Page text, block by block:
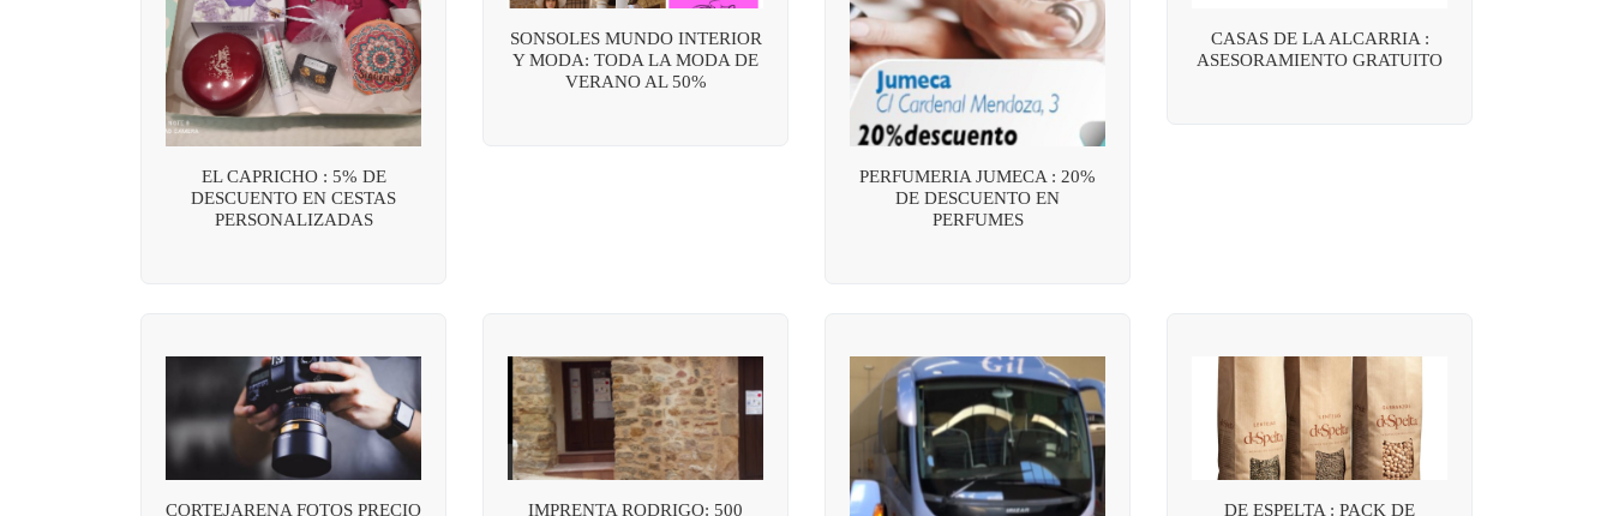
EL CAPRICHO : 5% DE
DESCUENTO EN CESTAS
PERSONALIZADAS
SONSOLES MUNDO INTERIOR
Y MODA: TODA LA MODA DE
VERANO AL 50%
PERFUMERIA JUMECA : 20%
DE DESCUENTO EN
PERFUMES
CASAS DE LA ALCARRIA :
ASESORAMIENTO GRATUITO
CORTEJARENA FOTOS PRECIO IMPRENTA RODRIGO: 500 DE ESPELTA : PACK DE